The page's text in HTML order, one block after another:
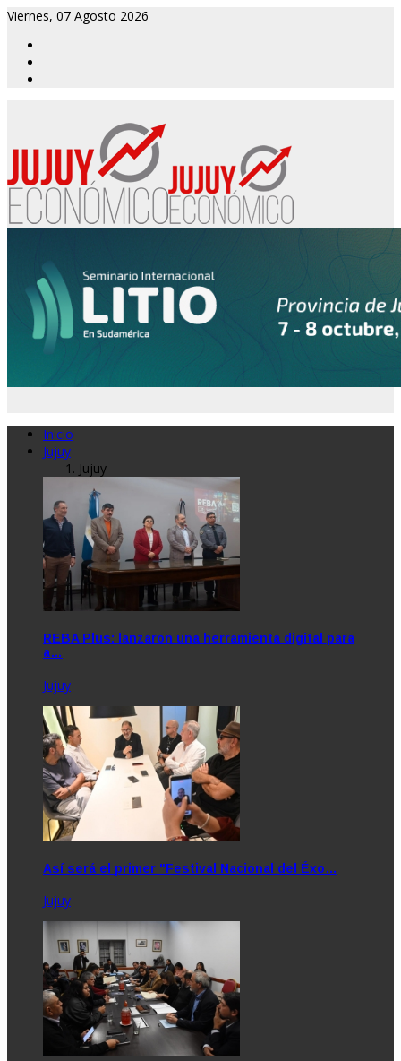
Viernes, 07 Agosto 2026
Inicio
Jujuy
Jujuy
REBA Plus: lanzaron una herramienta digital para
a…
Jujuy
Así será el primer "Festival Nacional del Éxo…
Jujuy